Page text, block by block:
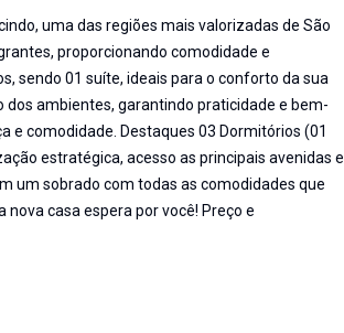
uma das regiões mais valorizadas de São
proporcionando comodidade e
sendo 01 suíte, ideais para o conforto da sua
ambientes, garantindo praticidade e bem-
e comodidade. Destaques 03 Dormitórios (01
estratégica, acesso as principais avenidas e
um sobrado com todas as comodidades que
casa espera por você! Preço e